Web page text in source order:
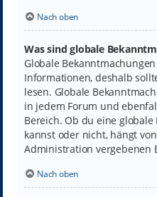
Nach oben
Was sind globale
Globale
Informationen, deshalb
lesen. Globale
in jedem Forum und
Bereich. Ob du eine
kannst oder nicht, hängt
Administration vergebenen
Nach oben